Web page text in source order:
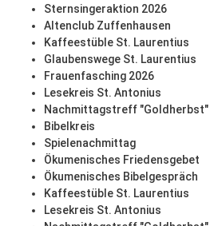
Sternsingeraktion 2026
Altenclub Zuffenhausen
Kaffeestüble St. Laurentius
Glaubenswege St. Laurentius
Frauenfasching 2026
Lesekreis St. Antonius
Nachmittagstreff "Goldherbst"
Bibelkreis
Spielenachmittag
Ökumenisches Friedensgebet
Ökumenisches Bibelgespräch
Kaffeestüble St. Laurentius
Lesekreis St. Antonius